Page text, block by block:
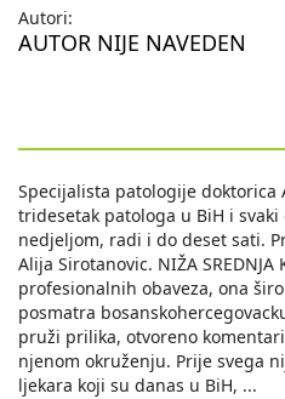
Autori:
AUTOR NIJE NAVEDEN
Specijalista patologije
tridesetak patologa u BiH i
nedjeljom, radi i do deset sati.
Alija Sirotanovic. NIŽA SREDNJA
profesionalnih obaveza, ona
posmatra
pruži prilika, otvoreno
njenom okruženju. Prije svega
ljekara koji su danas u BiH, ...